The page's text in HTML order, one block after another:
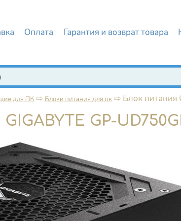
Оплата Гарантия и возврат товара
для ПК⇨ Блоки питания для пк⇨ Блок питания
GP-